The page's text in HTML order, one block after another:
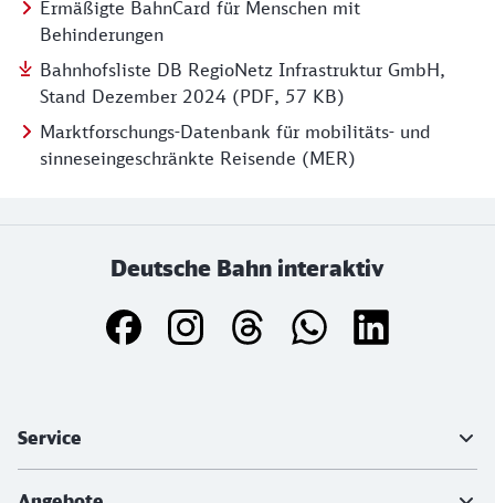
Ermäßigte BahnCard für Menschen mit
Behinderungen
Bahnhofsliste DB RegioNetz Infrastruktur GmbH,
Stand Dezember 2024 (PDF, 57 KB)
Marktforschungs-Datenbank für mobilitäts- und
sinneseingeschränkte Reisende (MER)
Deutsche Bahn interaktiv
Service